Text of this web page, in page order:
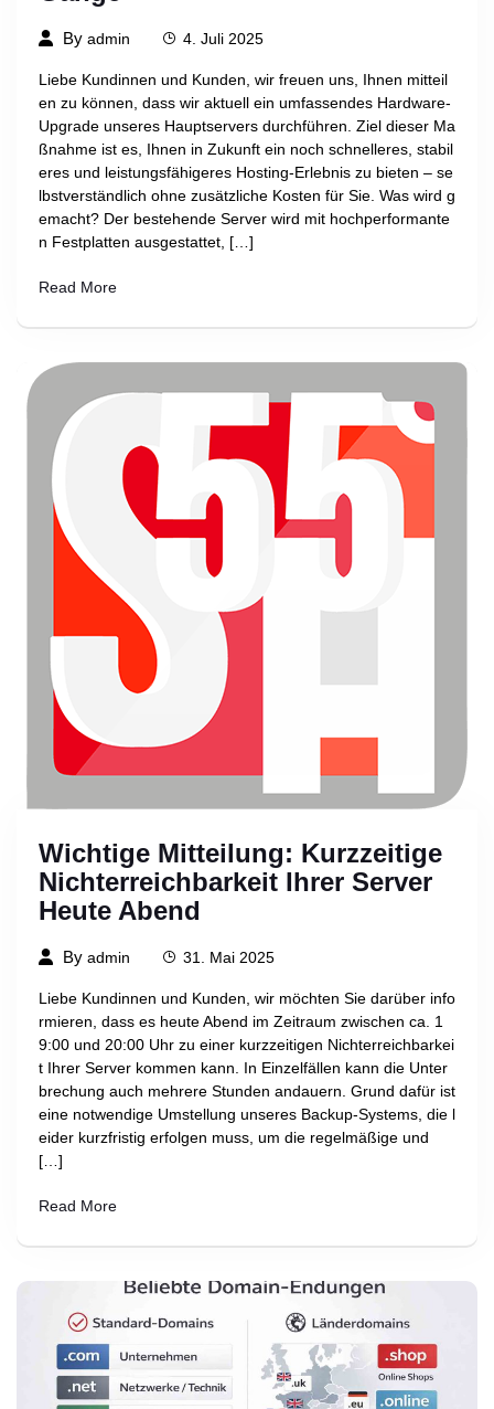
By admin 4. Juli 2025
Liebe Kundinnen und Kunden, wir freuen uns, Ihnen mitteil
en zu können, dass wir aktuell ein umfassendes Hardware-
Upgrade unseres Hauptservers durchführen. Ziel dieser Ma
ßnahme ist es, Ihnen in Zukunft ein noch schnelleres, stabil
eres und leistungsfähigeres Hosting-Erlebnis zu bieten – se
lbstverständlich ohne zusätzliche Kosten für Sie. Was wird g
emacht? Der bestehende Server wird mit hochperformante
n Festplatten ausgestattet, […]
Read More
Wichtige Mitteilung: Kurzzeitige
Nichterreichbarkeit Ihrer Server
Heute Abend
By admin 31. Mai 2025
Liebe Kundinnen und Kunden, wir möchten Sie darüber info
rmieren, dass es heute Abend im Zeitraum zwischen ca. 1
9:00 und 20:00 Uhr zu einer kurzzeitigen Nichterreichbarkei
t Ihrer Server kommen kann. In Einzelfällen kann die Unter
brechung auch mehrere Stunden andauern. Grund dafür ist
eine notwendige Umstellung unseres Backup-Systems, die l
eider kurzfristig erfolgen muss, um die regelmäßige und
[…]
Read More